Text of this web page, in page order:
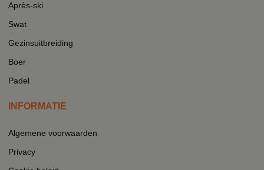
Après-ski
Swat
Gezinsuitbreiding
Boer
Padel
INFORMATIE
Algemene voorwaarden
Privacy